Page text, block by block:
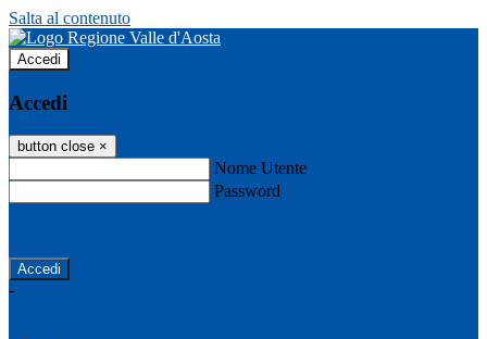
Salta al contenuto
Accedi
Accedi
button close ×
Nome Utente
Password
-